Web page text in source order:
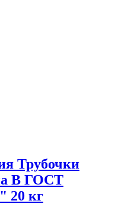
Трубочки
В ГОСТ
20 кг